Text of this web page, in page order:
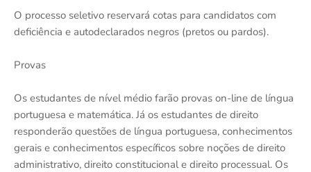
O processo seletivo reservará cotas para candidatos com
deficiência e autodeclarados negros (pretos ou pardos).
Provas
Os estudantes de nível médio farão provas on-line de língua
portuguesa e matemática. Já os estudantes de direito
responderão questões de língua portuguesa, conhecimentos
gerais e conhecimentos específicos sobre noções de direito
administrativo, direito constitucional e direito processual. Os